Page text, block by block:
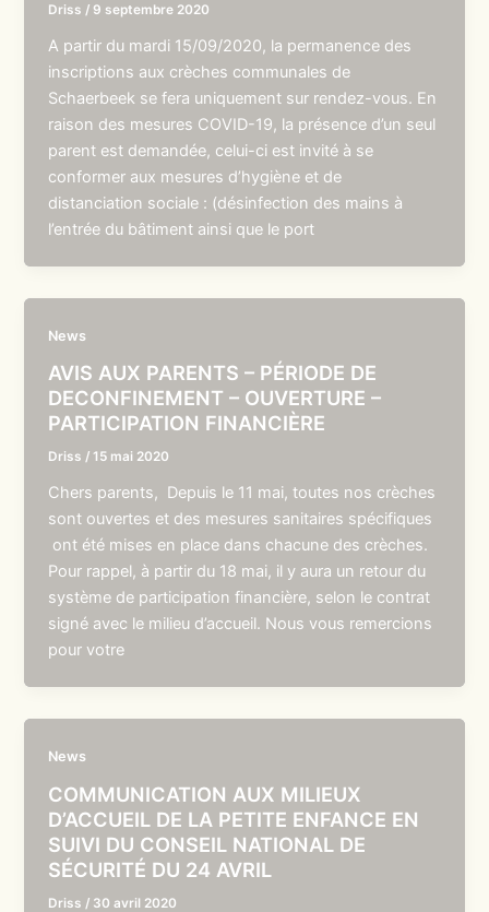
Driss / 9 septembre 2020
A partir du mardi 15/09/2020, la permanence des
inscriptions aux crèches communales de
Schaerbeek se fera uniquement sur rendez-vous. En
raison des mesures COVID-19, la présence d’un seul
parent est demandée, celui-ci est invité à se
conformer aux mesures d’hygiène et de
distanciation sociale : (désinfection des mains à
l’entrée du bâtiment ainsi que le port
News
AVIS AUX PARENTS – PÉRIODE DE
DECONFINEMENT – OUVERTURE –
PARTICIPATION FINANCIÈRE
Driss /15 mai 2020
Chers parents, Depuis le 11 mai, toutes nos crèches
sont ouvertes et des mesures sanitaires spécifiques
ont été mises en place dans chacune des crèches.
Pour rappel, à partir du 18 mai, il y aura un retour du
système de participation financière, selon le contrat
signé avec le milieu d’accueil. Nous vous remercions
pour votre
News
COMMUNICATION AUX MILIEUX
D’ACCUEIL DE LA PETITE ENFANCE EN
SUIVI DU CONSEIL NATIONAL DE
SÉCURITÉ DU 24 AVRIL
Driss / 30 avril 2020